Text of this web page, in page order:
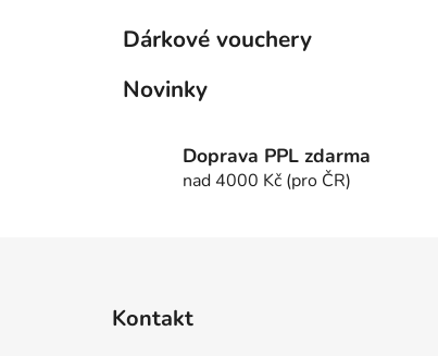
Dárkové vouchery
Novinky
Doprava PPL zdarma
nad 4000 Kč (pro ČR)
Kontakt